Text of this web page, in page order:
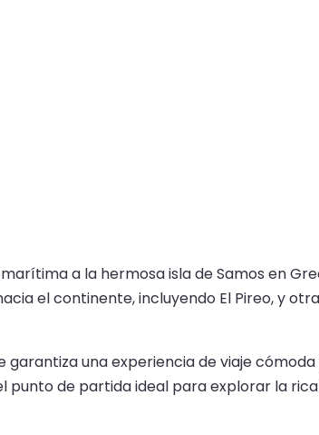
a la hermosa isla de Samos en
el continente, incluyendo El Pireo, y
una experiencia de viaje cómoda
de partida ideal para explorar la